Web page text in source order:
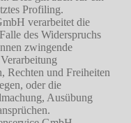
Profiling.
verarbeitet die
des Widerspruchs
zwingende
Rechten und Freiheiten
oder die
Ausübung